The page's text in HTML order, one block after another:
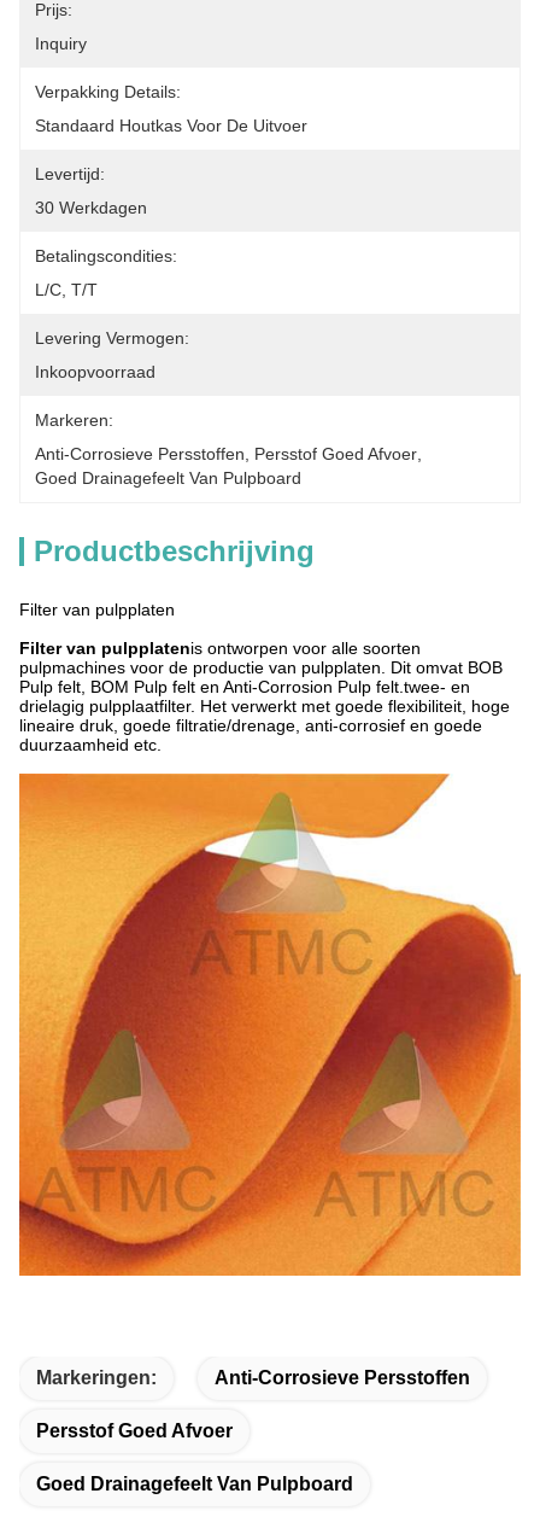
Prijs:
Inquiry
Verpakking Details:
Standaard Houtkas Voor De Uitvoer
Levertijd:
30 Werkdagen
Betalingscondities:
L/C, T/T
Levering Vermogen:
Inkoopvoorraad
Markeren:
Anti-Corrosieve Persstoffen
Persstof Goed Afvoer
Goed Drainagefeelt Van Pulpboard
Productbeschrijving
Filter van pulpplaten
Filter van pulpplatenis ontworpen voor alle soorten
pulpmachines voor de productie van pulpplaten. Dit omvat BOB
Pulp felt, BOM Pulp felt en Anti-Corrosion Pulp felt.twee- en
drielagig pulpplaatfilter. Het verwerkt met goede flexibiliteit, hoge
lineaire druk, goede filtratie/drenage, anti-corrosief en goede
duurzaamheid etc.
Markeringen: Anti-Corrosieve Persstoffen
Persstof Goed Afvoer
Goed Drainagefeelt Van Pulpboard